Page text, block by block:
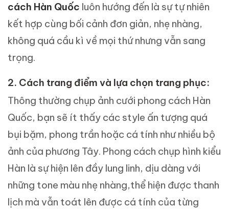
cách Hàn Quốc luôn hướng đến là sự tự nhiên
kết hợp cùng bối cảnh đơn giản, nhẹ nhàng,
không quá cầu kì về mọi thứ nhưng vẫn sang
trọng.
2. Cách trang điểm và lựa chọn trang phục:
Thông thường chụp ảnh cưới phong cách Hàn
Quốc, bạn sẽ ít thấy các style ấn tượng quá
bụi bặm, phong trần hoặc cá tính như nhiều bộ
ảnh của phương Tây. Phong cách chụp hình kiểu
Hàn là sự hiện lên đầy lung linh, dịu dàng với
những tone màu nhẹ nhàng,thể hiện được thanh
lịch mà vẫn toát lên được cá tính của từng